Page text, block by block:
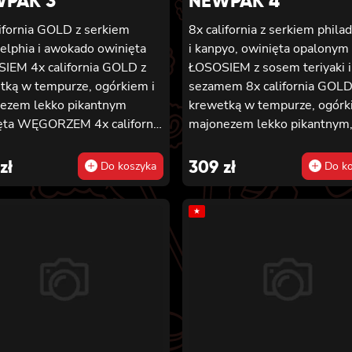
GOLD z serkiem
i awokado owinięta
w tempurze, ogórkiem i
lekko pikantnym
4x california
i majonezem lekko
owinięta TUŃCZYKIEM
GOLD z krewetką w
ogórkiem i majonezem
w tempurze, ogórkiem i
lekko pikantnym
zł Do koszyka
8x california z serkiem
i kanpyo, owinięta opalonym
ŁOSOSIEM z sosem teriyaki i
sezamem 8x california
krewetką w tempurze,
majonezem lekko pikantnym,
WĘGORZEM 8x california
krewetką w tempurze,
majonezem lekko pikantnym
owinięta TUŃCZYKIEM 8x
lekko pikantnym, sezamem
owinięta KREWETKĄ 8x
309 zł Do
★